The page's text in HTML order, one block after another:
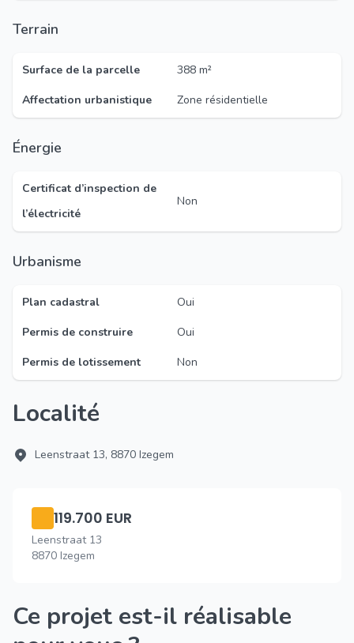
Terrain
Surface de la parcelle
388 m²
Affectation urbanistique
Zone résidentielle
Énergie
Certificat d’inspection de
l’électricité
Non
Urbanisme
Plan cadastral
Oui
Permis de construire
Oui
Permis de lotissement
Non
Localité
Leenstraat 13, 8870 Izegem
119.700 EUR
Leenstraat 13
8870 Izegem
Ce projet est-il réalisable